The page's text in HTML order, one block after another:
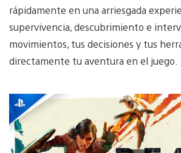
rápidamente en una arriesgada
supervivencia, descubrimiento e
movimientos, tus decisiones y tus
directamente tu aventura en el juego.